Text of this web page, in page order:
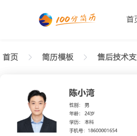
首
首页 简历模板 售后技术
返回样式图
正在查看高级售后技术支持简